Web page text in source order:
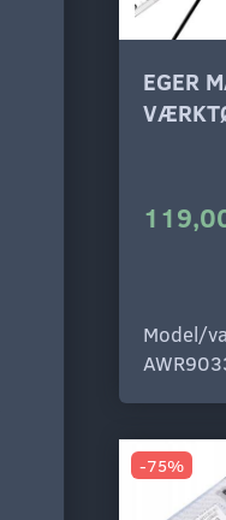
EGER
Model/
-75%